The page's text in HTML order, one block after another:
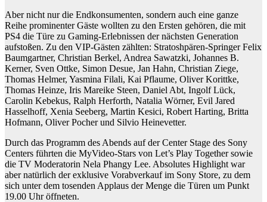
Aber nicht nur die Endkonsumenten, sondern auch eine ganze
Reihe prominenter Gäste wollten zu den Ersten gehören, die mit
PS4 die Türe zu Gaming-Erlebnissen der nächsten Generation
aufstoßen. Zu den VIP-Gästen zählten: Stratoshpären-Springer Felix
Baumgartner, Christian Berkel, Andrea Sawatzki, Johannes B.
Kerner, Sven Ottke, Simon Desue, Jan Hahn, Christian Ziege,
Thomas Helmer, Yasmina Filali, Kai Pflaume, Oliver Korittke,
Thomas Heinze, Iris Mareike Steen, Daniel Abt, Ingolf Lück,
Carolin Kebekus, Ralph Herforth, Natalia Wörner, Evil Jared
Hasselhoff, Xenia Seeberg, Martin Kesici, Robert Harting, Britta
Hofmann, Oliver Pocher und Silvio Heinevetter.
Durch das Programm des Abends auf der Center Stage des Sony
Centers führten die MyVideo-Stars von Let’s Play Together sowie
die TV Moderatorin Nela Phangy Lee. Absolutes Highlight war
aber natürlich der exklusive Vorabverkauf im Sony Store, zu dem
sich unter dem tosenden Applaus der Menge die Türen um Punkt
19.00 Uhr öffneten.